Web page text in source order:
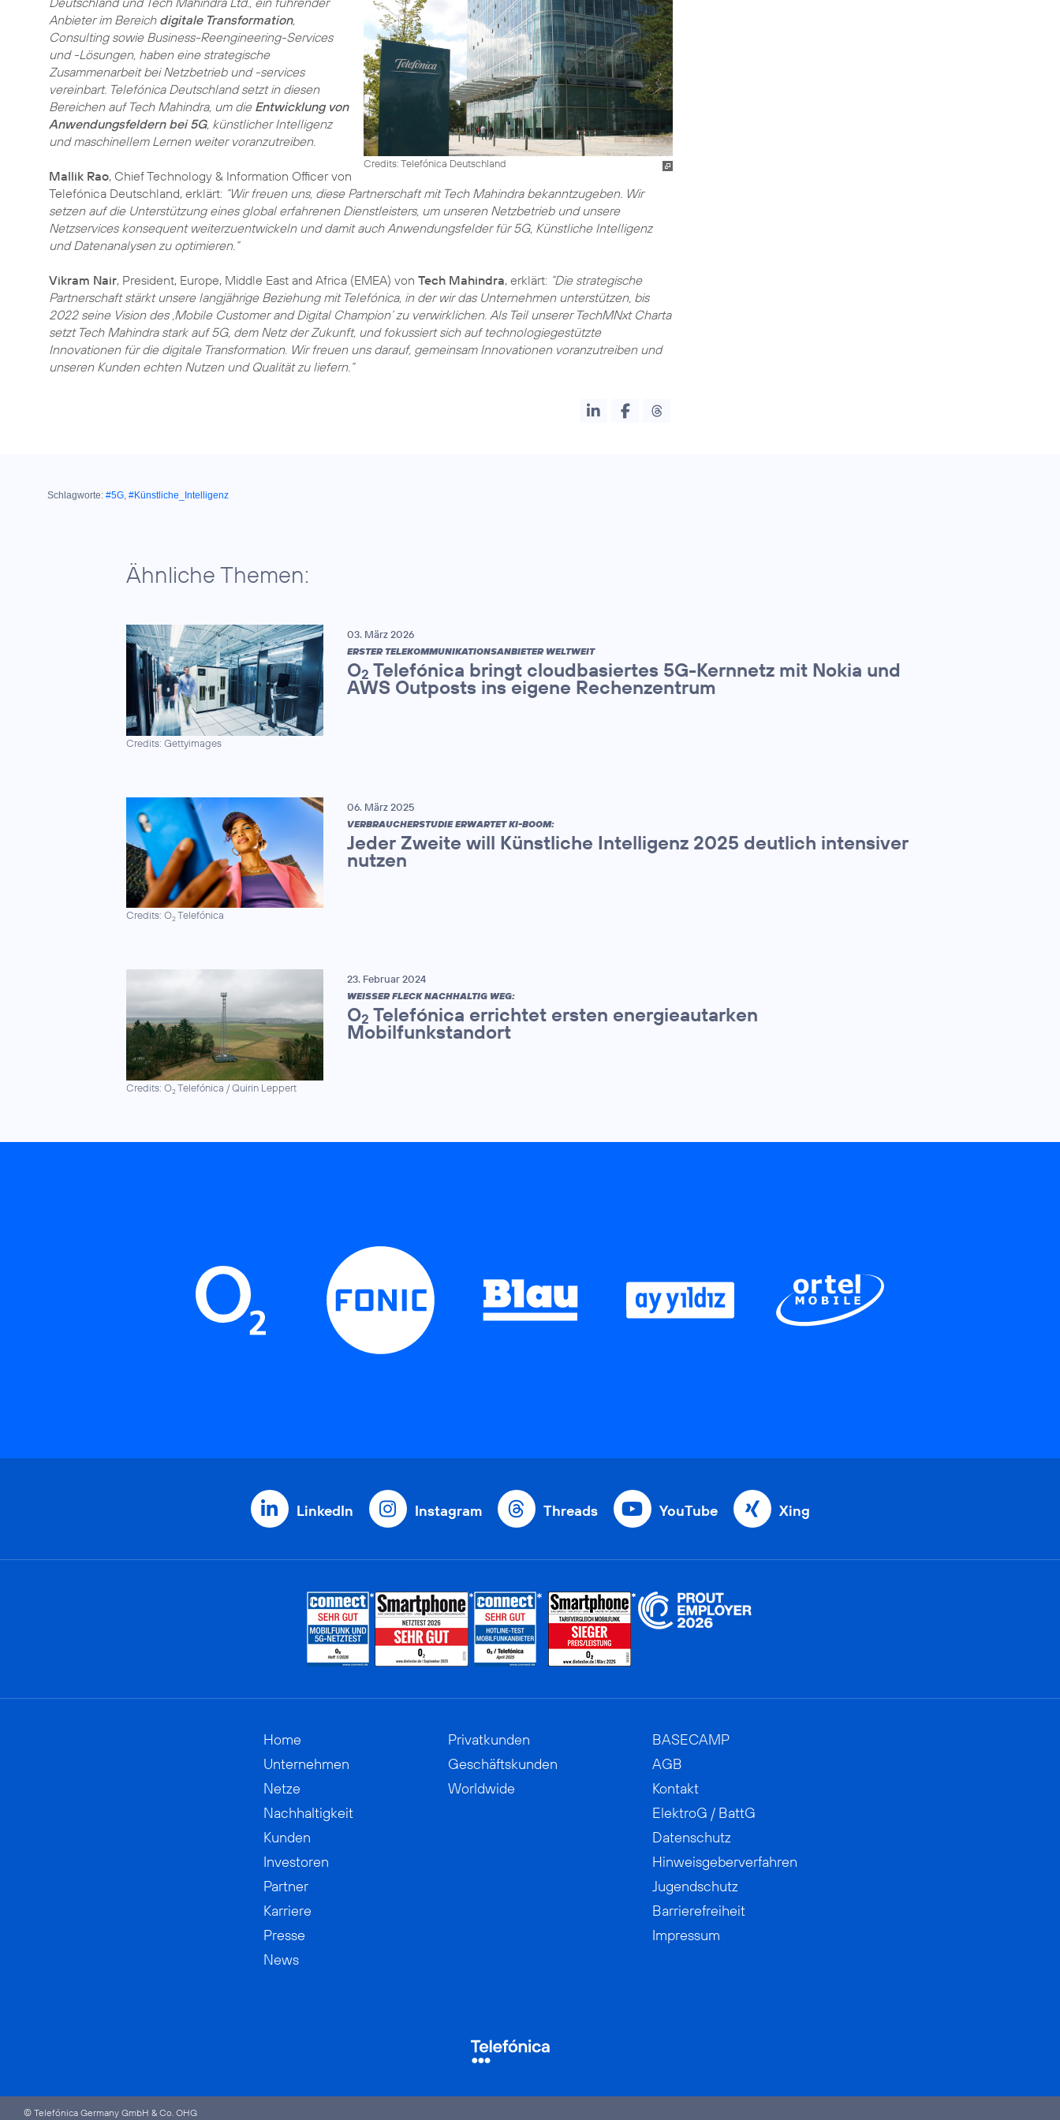
Credits: Telefónica Deutschland
Anbieter im Bereich digitale Transformation,
Consulting sowie Business-Reengineering-Services
und -Lösungen, haben eine strategische
Zusammenarbeit bei Netzbetrieb und -services
vereinbart. Telefónica Deutschland setzt in diesen
Bereichen auf Tech Mahindra, um die Entwicklung von
Anwendungsfeldern bei 5G, künstlicher Intelligenz
und maschinellem Lernen weiter voranzutreiben.
Mallik Rao, Chief Technology & Information Officer von
Telefónica Deutschland, erklärt: “Wir freuen uns, diese Partnerschaft mit Tech Mahindra bekanntzugeben. Wir
setzen auf die Unterstützung eines global erfahrenen Dienstleisters, um unseren Netzbetrieb und unsere
Netzservices konsequent weiterzuentwickeln und damit auch Anwendungsfelder für 5G, Künstliche Intelligenz
und Datenanalysen zu optimieren.“
Vikram Nair, President, Europe, Middle East and Africa (EMEA) von Tech Mahindra, erklärt: “Die strategische
Partnerschaft stärkt unsere langjährige Beziehung mit Telefónica, in der wir das Unternehmen unterstützen, bis
2022 seine Vision des ‚Mobile Customer and Digital Champion‘ zu verwirklichen. Als Teil unserer TechMNxt Charta
setzt Tech Mahindra stark auf 5G, dem Netz der Zukunft, und fokussiert sich auf technologiegestützte
Innovationen für die digitale Transformation. Wir freuen uns darauf, gemeinsam Innovationen voranzutreiben und
Schlagworte: #5G, #Künstliche_Intelligenz
Ähnliche Themen:
Credits: Gettyimages
03. März 2026
ERSTER TELEKOMMUNIKATIONSANBIETER WELTWEIT
O2 Telefónica bringt cloudbasiertes 5G-Kernnetz mit Nokia und
AWS Outposts ins eigene Rechenzentrum
Credits: O2Telefónica
06. März 2025
VERBRAUCHERSTUDIE ERWARTET KI-BOOM:
Jeder Zweite will Künstliche Intelligenz 2025 deutlich intensiver
nutzen
Credits: O2Telefónica / Quirin Leppert
23. Februar 2024
WEISSER FLECK NACHHALTIG WEG:
O2 Telefónica errichtet ersten energieautarken
Mobilfunkstandort
LinkedIn Instagram Threads YouTube Xing
Home
Unternehmen
Netze
Nachhaltigkeit
Kunden
Investoren
Partner
Karriere
Presse
News
Privatkunden
Geschäftskunden
Worldwide
BASECAMP
AGB
Kontakt
ElektroG / BattG
Datenschutz
Hinweisgeberverfahren
Jugendschutz
Barrierefreiheit
Impressum
© Telefónica Germany GmbH & Co. OHG